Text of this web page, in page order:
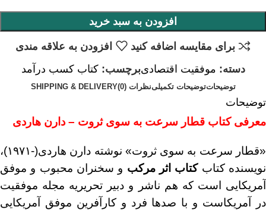
افزودن به سبد خرید
برای مقایسه اضافه کنید
افزودن به علاقه مندی
دسته: موفقیت اقتصادیبرچسب: کتاب کسب درآمد
توضیحاتتوضیحات تکمیلینظرات (0) SHIPPING & DELIVERY
توضیحات
معرفی کتاب قطار سرعت به سوی ثروت – دارن هاردی
«قطار سرعت به سوی ثروت» نوشته دارن هاردی(-۱۹۷۱)،
نویسنده کتابکتاب اثر مرکب و سخنران محبوب و موفق
آمریکایی است که هم ناشر و دبیر تحریریه مجله موفقیت
در آمریکاست و با صدها فرد و کارآفرین موفق آمریکایی